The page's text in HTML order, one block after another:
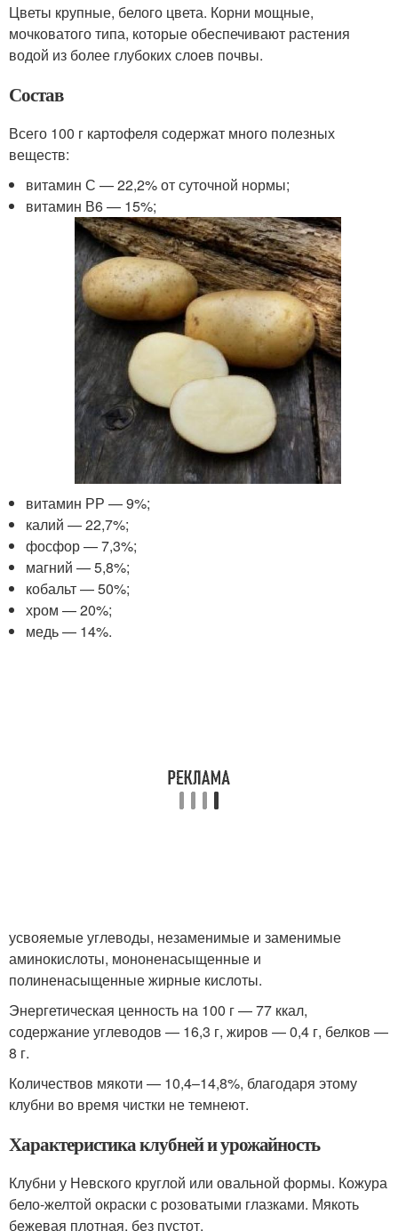
Цветы крупные, белого цвета. Корни мощные,
мочковатого типа, которые обеспечивают растения
водой из более глубоких слоев почвы.
Состав
Всего 100 г картофеля содержат много полезных
веществ:
витамин С — 22,2% от суточной нормы;
витамин В6 — 15%;
витамин РР — 9%;
калий — 22,7%;
фосфор — 7,3%;
магний — 5,8%;
кобальт — 50%;
хром — 20%;
медь — 14%.
усвояемые углеводы, незаменимые и заменимые
аминокислоты, мононенасыщенные и
полиненасыщенные жирные кислоты.
Энергетическая ценность на 100 г — 77 ккал,
содержание углеводов — 16,3 г, жиров — 0,4 г, белков —
8 г.
Количествов мякоти — 10,4–14,8%, благодаря этому
клубни во время чистки не темнеют.
Характеристика клубней и урожайность
Клубни у Невского круглой или овальной формы. Кожура
бело-желтой окраски с розоватыми глазками. Мякоть
бежевая плотная, без пустот.